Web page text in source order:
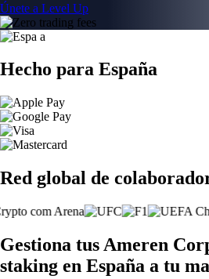
Únete a Level Up
Hecho para España
Red global de
Gestiona tus Ameren
staking en España a tu